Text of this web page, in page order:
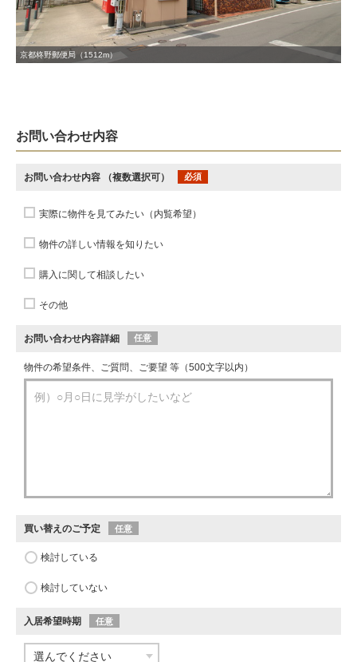
京都柊野郵便局（1512m）
お問い合わせ内容
お問い合わせ内容 （複数選択可） 必須
実際に物件を見てみたい（内覧希望）
物件の詳しい情報を知りたい
購入に関して相談したい
その他
お問い合わせ内容詳細 任意
物件の希望条件、ご質問、ご要望 等（500文字以内）
買い替えのご予定 任意
検討している
検討していない
入居希望時期 任意